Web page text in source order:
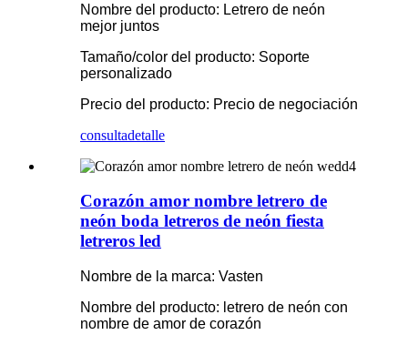
Nombre del producto: Letrero de neón
mejor juntos
Tamaño/color del producto: Soporte
personalizado
Precio del producto: Precio de negociación
consultadetalle
Corazón amor nombre letrero de
neón boda letreros de neón fiesta
letreros led
Nombre de la marca: Vasten
Nombre del producto: letrero de neón con
nombre de amor de corazón